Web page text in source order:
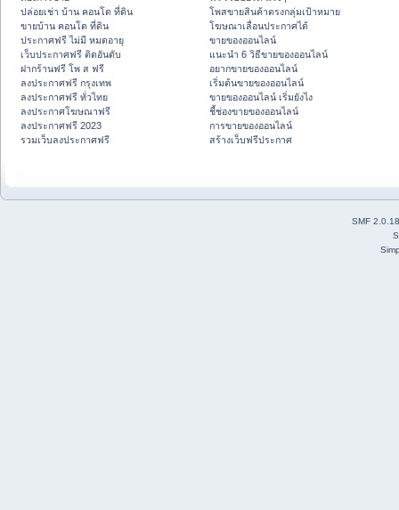
ปล่อยเช่า บ้าน คอนโด ที่ดิน
ขายบ้าน คอนโด ที่ดิน
ประกาศฟรี ไม่มี หมดอายุ
เว็บประกาศฟรี ติดอันดับ
ฝากร้านฟรี โพ ส ฟรี
ลงประกาศฟรี กรุงเทพ
ลงประกาศฟรี ทั่วไทย
ลงประกาศโฆษณาฟรี
ลงประกาศฟรี 2023
รวมเว็บลงประกาศฟรี
โพสขายสินค้าตรงกลุ่มเป้าหมาย
โฆษณาเลื่อนประกาศได้
ขายของออนไลน์
แนะนำ 6 วิธีขายของออนไลน์
อยากขายของออนไลน์
เริ่มต้นขายของออนไลน์
ขายของออนไลน์ เริ่มยังไง
ชี้ช่องขายของออนไลน์
การขายของออนไลน์
สร้างเว็บฟรีประกาศ
SMF 2.0.18